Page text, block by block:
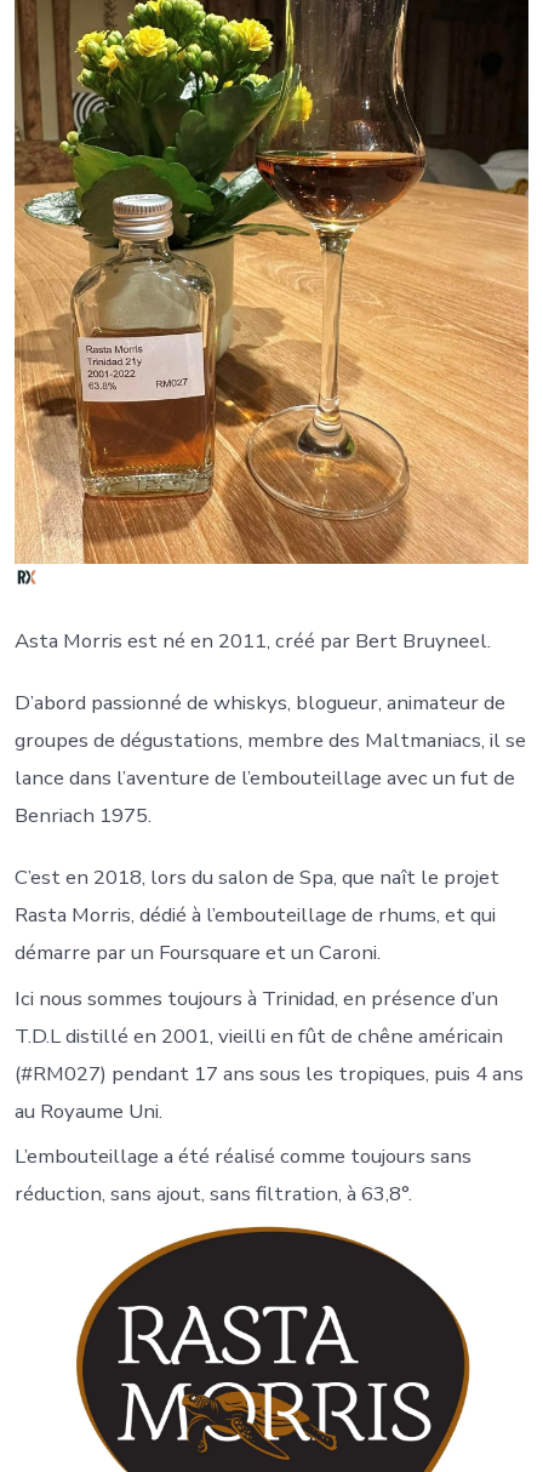
Asta Morris est né en 2011, créé par Bert Bruyneel.
D’abord passionné de whiskys, blogueur, animateur de
groupes de dégustations, membre des Maltmaniacs, il se
lance dans l’aventure de l’embouteillage avec un fut de
Benriach 1975.
C’est en 2018, lors du salon de Spa, que naît le projet
Rasta Morris, dédié à l’embouteillage de rhums, et qui
démarre par un Foursquare et un Caroni.
Ici nous sommes toujours à Trinidad, en présence d’un
T.D.L distillé en 2001, vieilli en fût de chêne américain
(#RM027) pendant 17 ans sous les tropiques, puis 4 ans
au Royaume Uni.
L’embouteillage a été réalisé comme toujours sans
réduction, sans ajout, sans filtration, à 63,8°.